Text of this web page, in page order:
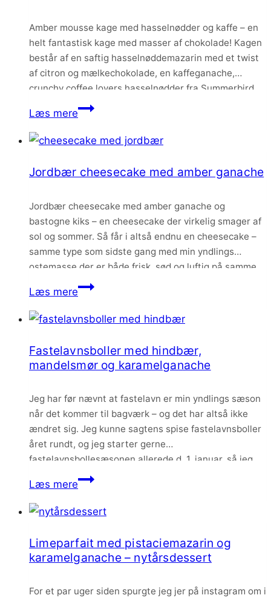
hvid
chokolade
Amber mousse kage med hasselnødder og kaffe – en
helt fantastisk kage med masser af chokolade! Kagen
består af en saftig hasselnøddemazarin med et twist
af citron og mælkechokolade, en kaffeganache,
crunchy coffee lovers hasselnødder fra Summerbird
og en helt fantastisk karamel mousse lavet på min
yndlings Amber chokolade.
Læs mereAmber
kage
hasselnødder
kaffe
Jordbær cheesecake med amber ganache
Jordbær cheesecake med amber ganache og
bastogne kiks – en cheesecake der virkelig smager af
sol og sommer. Så får i altså endnu en cheesecake –
samme type som sidste gang med min yndlings
ostemasse der er både frisk, sød og luftig på samme
tid. Lige som jeg bedst kan lide den.
Læs mereJordbær
med
ganache
Fastelavnsboller med hindbær,
mandelsmør og karamelganache
Jeg har før nævnt at fastelavn er min yndlings sæson
når det kommer til bagværk – og det har altså ikke
ændret sig. Jeg kunne sagtens spise fastelavnsboller
året rundt, og jeg starter gerne
fastelavnsbollesæsonen allerede d. 1. januar, så jeg
kan nå at spise så mange som muligt inden fastelavn.
Og denne her version…
Læs mereFastelavnsboller
hindbær,
og
karamelganache
Limeparfait med pistaciemazarin og
karamelganache – nytårsdessert
For et par uger siden spurgte jeg jer på instagram om i